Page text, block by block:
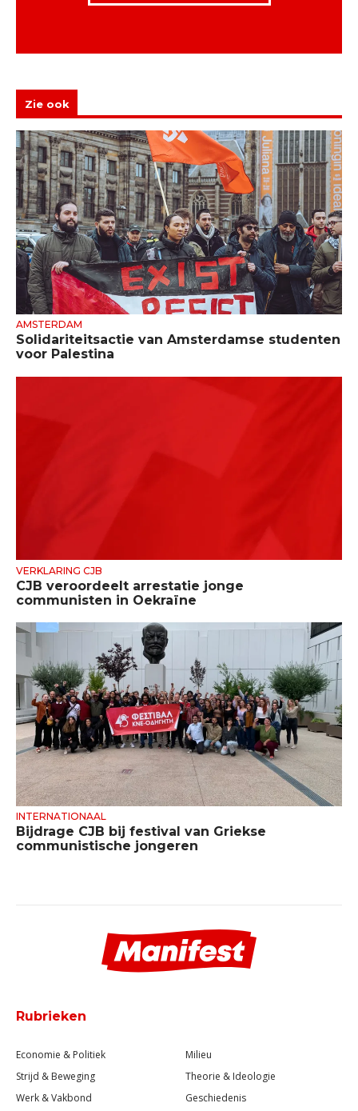
Zie ook
AMSTERDAM
Solidariteitsactie van Amsterdamse studenten
voor Palestina
VERKLARING CJB
CJB veroordeelt arrestatie jonge
communisten in Oekraïne
INTERNATIONAAL
Bijdrage CJB bij festival van Griekse
communistische jongeren
Rubrieken
Economie & Politiek
Strijd & Beweging
Werk & Vakbond
Milieu
Theorie & Ideologie
Geschiedenis